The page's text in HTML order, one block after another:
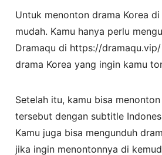
Untuk menonton drama Korea
mudah. Kamu hanya perlu
Dramaqu di https://
drama Korea yang ingin kamu
Setelah itu, kamu bisa
tersebut dengan subtitle
Kamu juga bisa mengunduh
jika ingin menontonnya di